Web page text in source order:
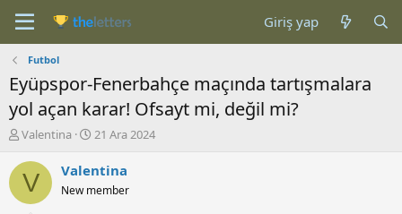
Giriş yap
Futbol
Eyüpspor-Fenerbahçe maçında tartışmalara
yol açan karar! Ofsayt mi, değil mi?
K
n
b
u
Valentina
B
ş
a
21 Ara 2024
V Valentina
New member